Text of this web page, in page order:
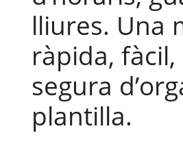
lliures. Una
ràpida,
segura
plantilla.